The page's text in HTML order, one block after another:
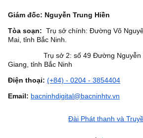
Giám đốc: Nguyễn Trung Hiền
Tòa soạn: Trụ sở chính: Đường Võ
Mai, tỉnh Bắc Ninh.
Trụ sở 2: số 49 Đường Nguyễn
Giang, tỉnh Bắc Ninh
Điện thoại: (+84) - 0204 - 3854404
Email: bacninhdigital@bacninhtv.vn
Đài Phát thanh và